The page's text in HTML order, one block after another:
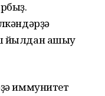
йылдан ашыу
иммунитет